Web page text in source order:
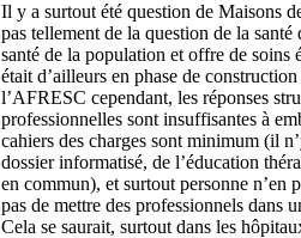
Il y a surtout été question de Maisons
pas tellement de la question de la
santé de la population et offre de
était d’ailleurs en phase de
l’AFRESC cependant, les réponses
professionnelles sont insuffisantes à
cahiers des charges sont minimum (il
dossier informatisé, de l’éducation
en commun), et surtout personne n’en
pas de mettre des professionnels dans
Cela se saurait, surtout dans les